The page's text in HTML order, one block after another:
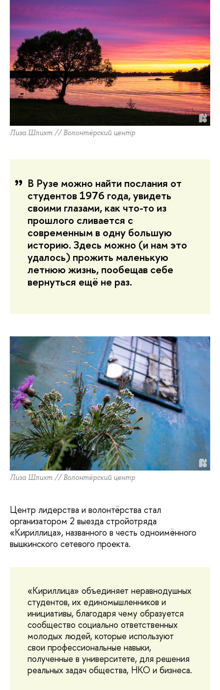
Лиза Шлихт // Волонтёрский центр
В Рузе можно найти послания от
студентов 1976 года, увидеть
своими глазами, как что-то из
прошлого сливается с
современным в одну большую
историю. Здесь можно (и нам это
удалось) прожить маленькую
летнюю жизнь, пообещав себе
вернуться ещё не раз.
Лиза Шлихт // Волонтёрский центр
Центр лидерства и волонтёрства стал
организатором 2 выезда стройотряда
«Кириллица», названного в честь одноимённого
вышкинского сетевого проекта.
«Кириллица» объединяет неравнодушных
студентов, их единомышленников и
инициативы, благодаря чему образуется
сообщество социально ответственных
молодых людей, которые используют
свои профессиональные навыки,
полученные в университете, для решения
реальных задач общества, НКО и бизнеса.